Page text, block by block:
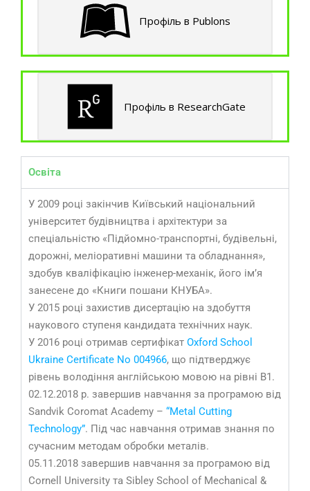
Профіль в Publons
Профіль в ResearchGate
Освіта
У 2009 році закінчив Київський національний
університет будівництва і архітектури за
спеціальністю «Підйомно-транспортні, будівельні,
дорожні, меліоративні машини та обладнання»,
здобув кваліфікацію інженер-механік, його ім’я
занесене до «Книги пошани КНУБА».
У 2015 році захистив дисертацію на здобуття
наукового ступеня кандидата технічних наук.
У 2016 році отримав сертифікат Oxford School
Ukraine Certificate No 004966, що підтверджує
рівень володіння англійською мовою на рівні В1.
02.12.2018 р. завершив навчання за програмою від
Sandvik Coromat Academy – “Metal Cutting
Technology”. Під час навчання отримав знання по
сучасним методам обробки металів.
05.11.2018 завершив навчання за програмою від
Cornell University та Sibley School of Mechanical &